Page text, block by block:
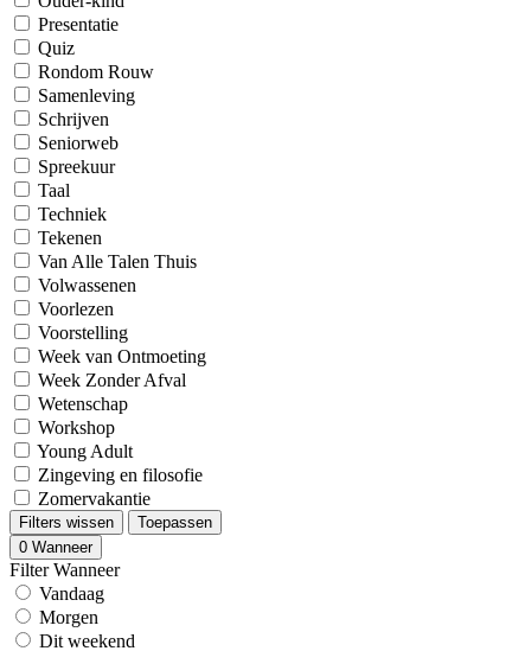
Presentatie
Quiz
Rondom Rouw
Samenleving
Schrijven
Seniorweb
Spreekuur
Taal
Techniek
Tekenen
Van Alle Talen Thuis
Volwassenen
Voorlezen
Voorstelling
Week van Ontmoeting
Week Zonder Afval
Wetenschap
Workshop
Young Adult
Zingeving en filosofie
Zomervakantie
Filters wissen
Toepassen
0 Wanneer
Filter Wanneer
Vandaag
Morgen
Dit weekend